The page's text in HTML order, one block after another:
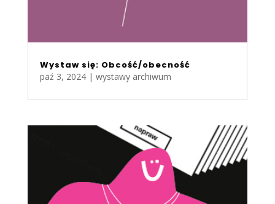
Wystaw się: Obcość/obecność
paź 3, 2024| wystawy archiwum